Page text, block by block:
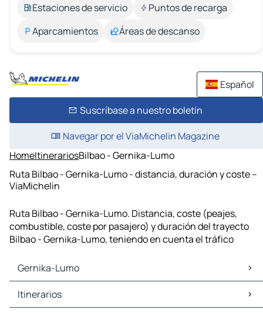
Estaciones de servicio
Puntos de recarga
Aparcamientos
Áreas de descanso
Español
Suscríbase a nuestro boletín
Navegar por el ViaMichelin Magazine
HomeItinerariosBilbao - Gernika-Lumo
Ruta Bilbao - Gernika-Lumo - distancia, duración y coste –
ViaMichelin
Ruta Bilbao - Gernika-Lumo. Distancia, coste (peajes,
combustible, coste por pasajero) y duración del trayecto
Bilbao - Gernika-Lumo, teniendo en cuenta el tráfico
Gernika-Lumo
Gernika-Lumo Mapas Planos
Gernika-Lumo Trafico
Itinerarios